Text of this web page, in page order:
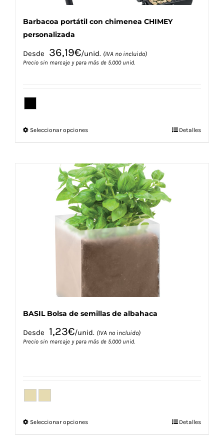
Barbacoa portátil con chimenea CHIMEY
personalizada
Desde 36,19€/unid. (IVA no incluido)
Precio sin marcaje y para más de 5.000 unid.
Seleccionar opcionesEste
múltiples
variantes.
Las
opciones
se
pueden
elegir
en
página
de
Detalles
BASIL Bolsa de semillas de albahaca
Desde 1,23€/unid. (IVA no incluido)
Precio sin marcaje y para más de 5.000 unid.
Seleccionar opcionesEste
Detalles